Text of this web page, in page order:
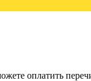
оплатить